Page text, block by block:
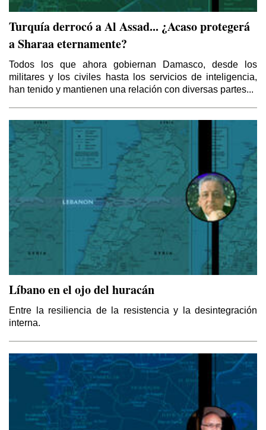
Turquía derrocó a Al Assad... ¿Acaso protegerá
a Sharaa eternamente?
Todos los que ahora gobiernan Damasco, desde los
militares y los civiles hasta los servicios de inteligencia,
han tenido y mantienen una relación con diversas partes...
Líbano en el ojo del huracán
Entre la resiliencia de la resistencia y la desintegración
interna.